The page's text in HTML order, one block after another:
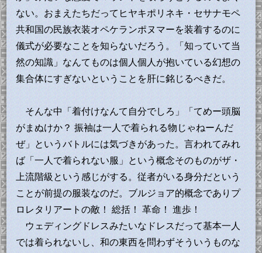
ない。おまえたちだってヒヤキポリネキ・セサナモペ
共和国の民族衣装オペケランポヌマーを装着するのに
儀式が必要なことを知らないだろう。「知っていて当
然の知識」なんてものは個人個人が抱いている幻想の
集合体にすぎないということを肝に銘じるべきだ。
そんな中「着付けなんて自分でしろ」「てめー頭脳
がまぬけか？ 振袖は一人で着られる物じゃねーんだ
ぜ」というバトルには気づきがあった。言われてみれ
ば「一人で着られない服」という概念そのものがザ・
上流階級という感じがする。従者がいる身分だという
ことが前提の服装なのだ。ブルジョア的概念でありプ
ロレタリアートの敵！ 総括！ 革命！ 進歩！
ウェディングドレスみたいなドレスだって基本一人
では着られないし、和の東西を問わずそういうものな